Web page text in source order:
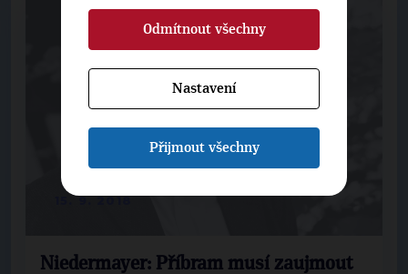
15. 9. 2018
Niedermayer: Příbram musí zaujmout
Odmítnout všechny
Nastavení
Přijmout všechny